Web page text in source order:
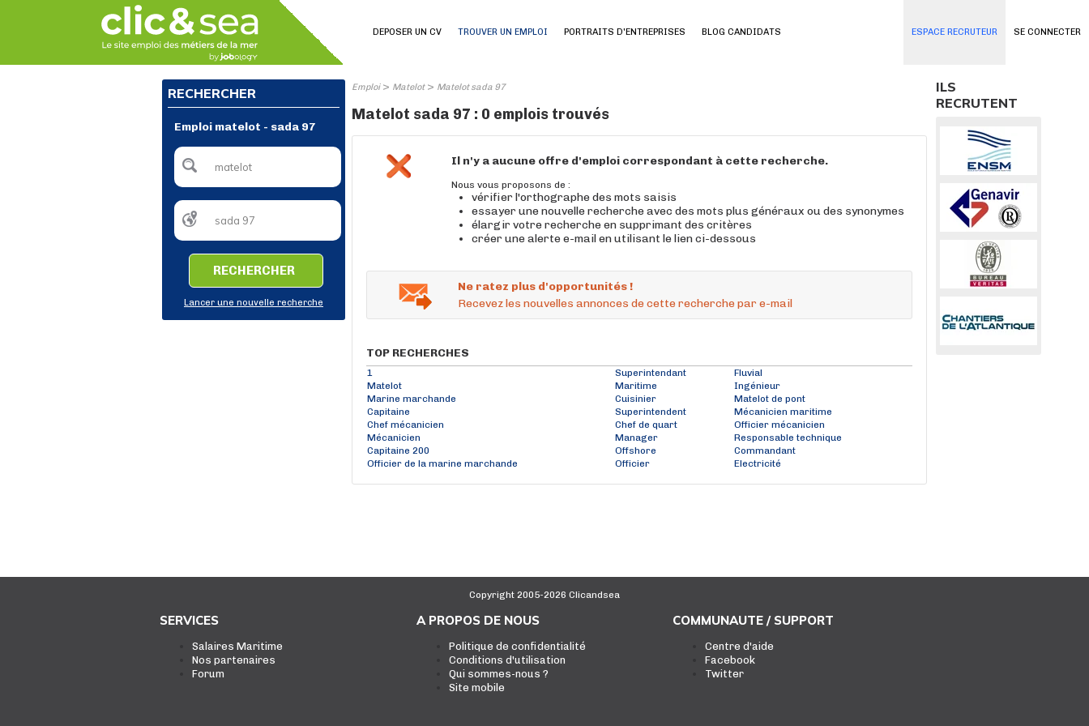
SE CONNECTER
DEPOSER UN CV TROUVER UN EMPLOI PORTRAITS D'ENTREPRISES BLOG CANDIDATS ESPACE RECRUTEUR
RECHERCHER
Emploi matelot - sada 97
RECHERCHER
Lancer une nouvelle recherche
Emploi> Matelot> Matelot sada 97
Matelot sada 97 : 0 emplois trouvés
Il n'y a aucune offre d'emploi correspondant à cette recherche.
Nous vous proposons de :
vérifier l'orthographe des mots saisis
essayer une nouvelle recherche avec des mots plus généraux ou des synonymes
élargir votre recherche en supprimant des critères
créer une alerte e-mail en utilisant le lien ci-dessous
Ne ratez plus d'opportunités !
Recevez les nouvelles annonces de cette recherche par e-mail
TOP RECHERCHES
1 Superintendant
Fluvial
Matelot
Maritime
Ingénieur
Marine marchande
Cuisinier
Matelot de pont
Capitaine
Superintendent
Mécanicien maritime
Chef mécanicien
Chef de quart
Officier mécanicien
Mécanicien
Manager
Responsable technique
Capitaine 200
Offshore
Commandant
Officier de la marine marchande
Officier Electricité
ILS
RECRUTENT
Copyright 2005-2026 Clicandsea
SERVICES
Salaires Maritime
Nos partenaires
Forum
A PROPOS DE NOUS
Politique de confidentialité
Conditions d'utilisation
Qui sommes-nous ?
Site mobile
COMMUNAUTE / SUPPORT
Centre d'aide
Facebook
Twitter